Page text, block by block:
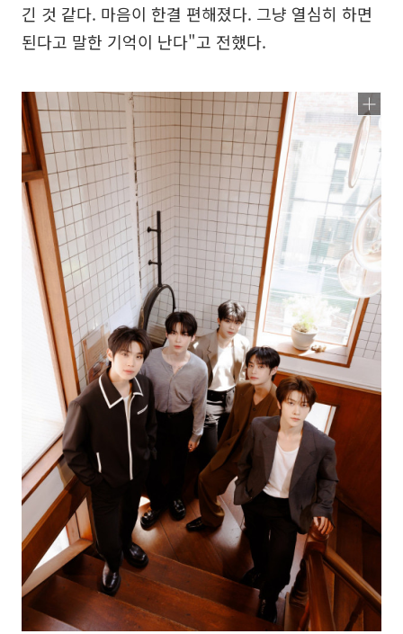
긴 것 같다. 마음이 한결 편해졌다. 그냥 열심히 하면
된다고 말한 기억이 난다"고 전했다.